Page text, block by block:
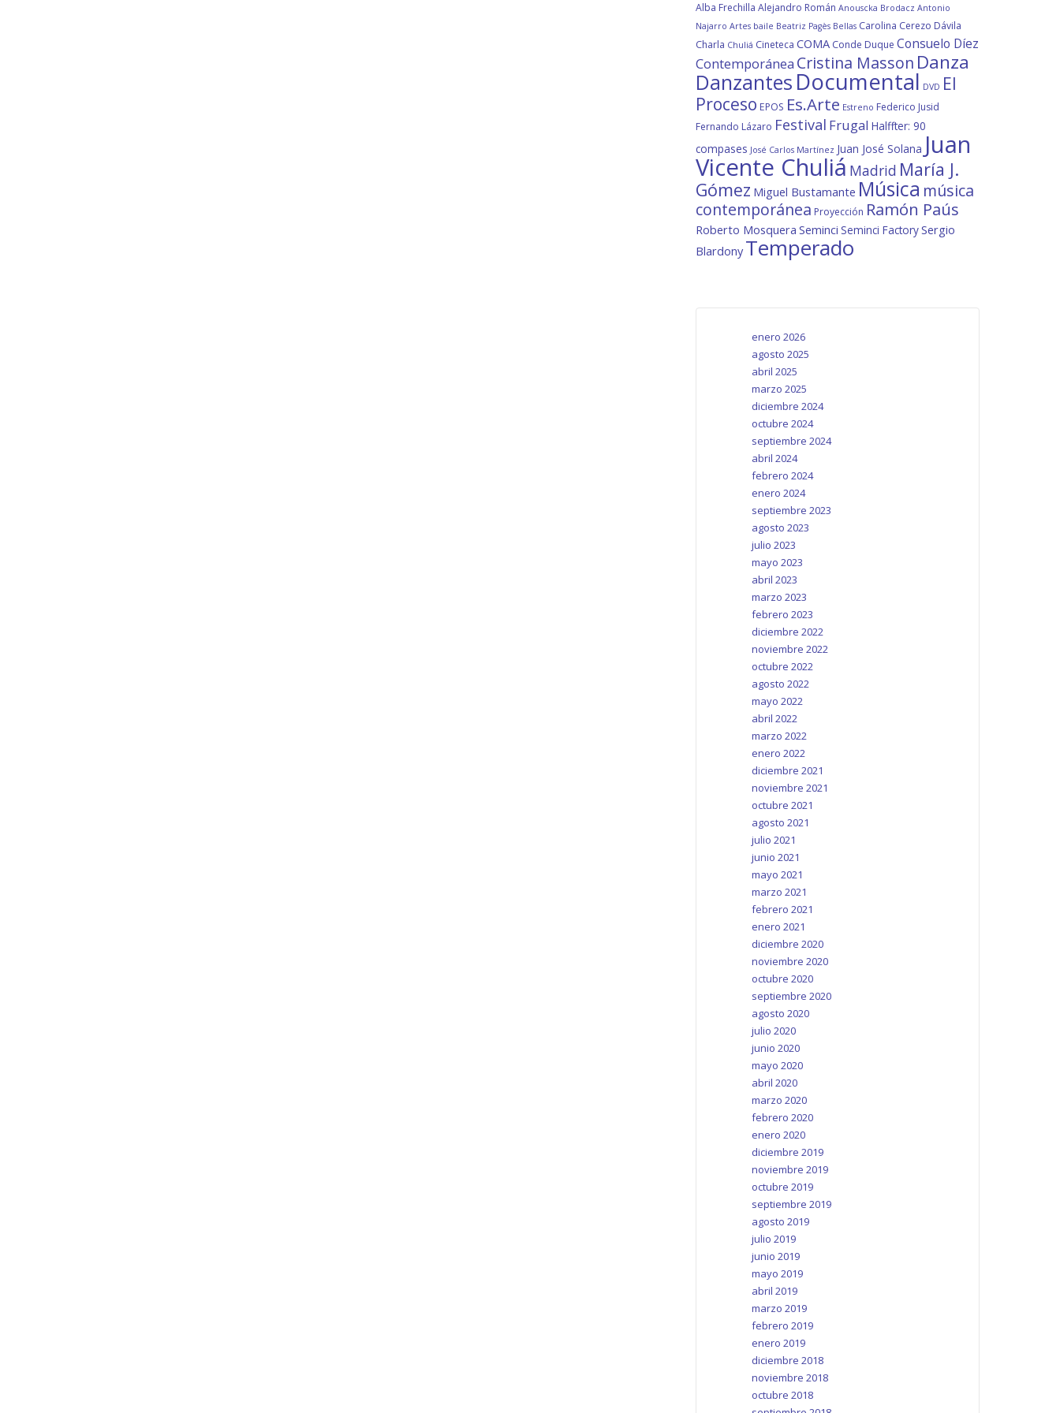
Alba Frechilla Alejandro Román Anouscka Brodacz Antonio
Najarro Artes baile Beatriz Pagès Bellas Carolina Cerezo Dávila
Charla Chuliá Cineteca COMA Conde Duque Consuelo Díez
Contemporánea Cristina Masson Danza
Danzantes Documental DVD El
Proceso EPOS Es.Arte Estreno Federico Jusid
Fernando Lázaro Festival Frugal Halffter: 90
compases José Carlos Martínez Juan José Solana Juan
Vicente Chuliá Madrid María J.
Gómez Miguel Bustamante Música música
contemporánea Proyección Ramón Paús
Roberto Mosquera Seminci Seminci FactorySergio
Blardony Temperado
enero 2026
agosto 2025
abril 2025
marzo 2025
diciembre 2024
octubre 2024
septiembre 2024
abril 2024
febrero 2024
enero 2024
septiembre 2023
agosto 2023
julio 2023
mayo 2023
abril 2023
marzo 2023
febrero 2023
diciembre 2022
noviembre 2022
octubre 2022
agosto 2022
mayo 2022
abril 2022
marzo 2022
enero 2022
diciembre 2021
noviembre 2021
octubre 2021
agosto 2021
julio 2021
junio 2021
mayo 2021
marzo 2021
febrero 2021
enero 2021
diciembre 2020
noviembre 2020
octubre 2020
septiembre 2020
agosto 2020
julio 2020
junio 2020
mayo 2020
abril 2020
marzo 2020
febrero 2020
enero 2020
diciembre 2019
noviembre 2019
octubre 2019
septiembre 2019
agosto 2019
julio 2019
junio 2019
mayo 2019
abril 2019
marzo 2019
febrero 2019
enero 2019
diciembre 2018
noviembre 2018
octubre 2018